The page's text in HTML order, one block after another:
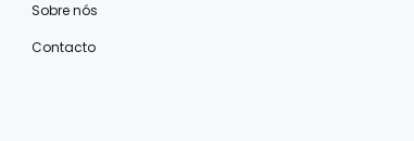
Sobre nós
Contacto